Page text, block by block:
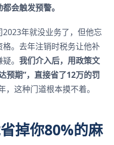
会触发预警。
年就没业务了，但他忘
。去年注销时税务让他补
。 我们介入后，用政策文
预期”，直接省了12万的罚
这种门道根本摸不着。
掉你80%的麻